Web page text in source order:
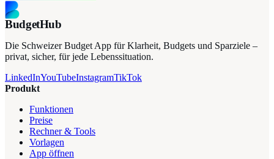
BudgetHub
Die Schweizer Budget App für Klarheit, Budgets und Sparziele –
privat, sicher, für jede Lebenssituation.
LinkedInYouTubeInstagramTikTok
Produkt
Funktionen
Preise
Rechner & Tools
Vorlagen
App öffnen